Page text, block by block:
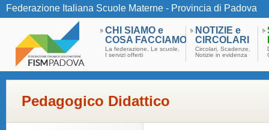
Federazione Italiana Scuole Materne - Provincia di Padova
CHI SIAMO e
COSA FACCIAMO
La federazione, Le scuole,
I servizi offerti
NOTIZIE e
CIRCOLARI
Circolari, Scadenze,
Notizie in evidenza
Pedagogico Didattico